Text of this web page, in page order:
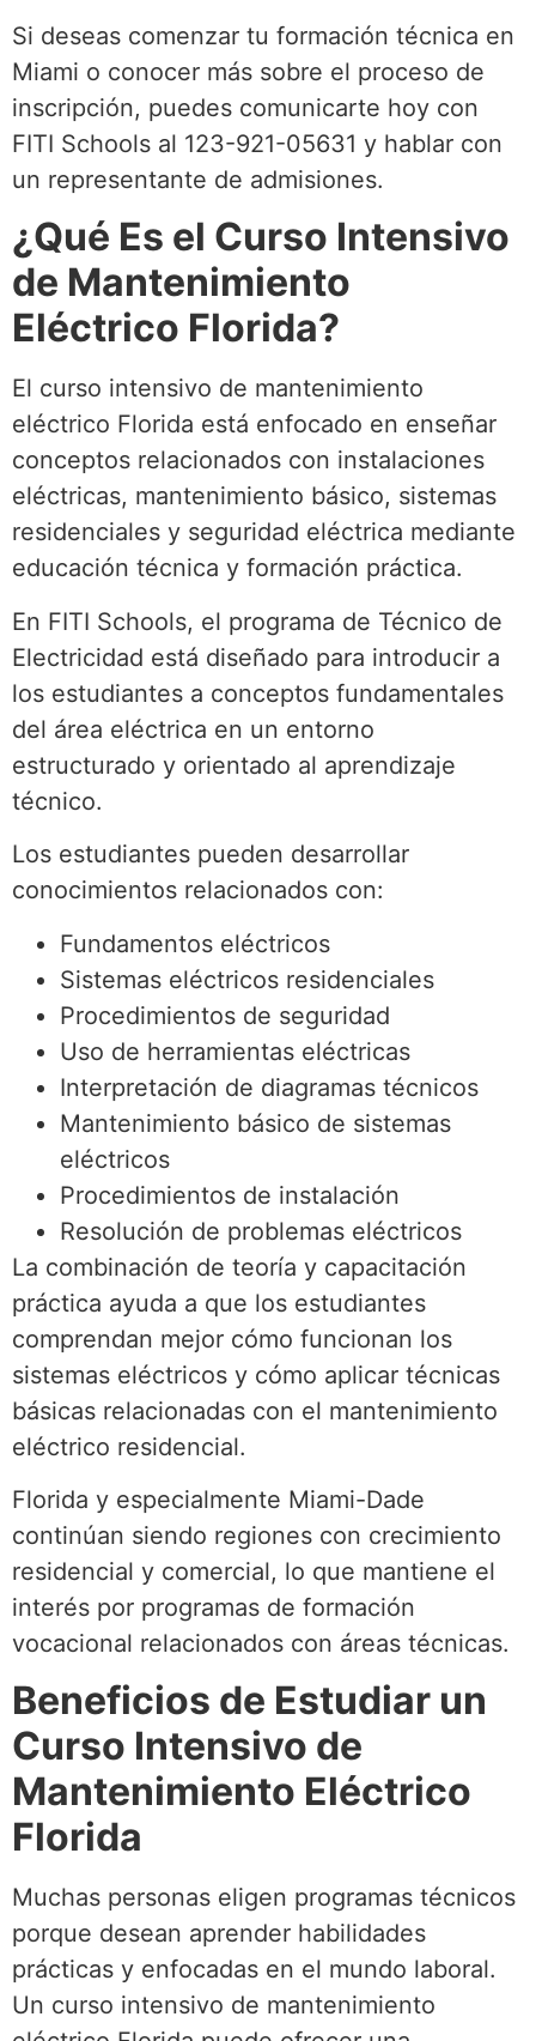
Si deseas comenzar tu formación técnica en
Miami o conocer más sobre el proceso de
inscripción, puedes comunicarte hoy con
FITI Schools al 123-921-05631 y hablar con
un representante de admisiones.
¿Qué Es el Curso Intensivo
de Mantenimiento
Eléctrico Florida?
El curso intensivo de mantenimiento
eléctrico Florida está enfocado en enseñar
conceptos relacionados con instalaciones
eléctricas, mantenimiento básico, sistemas
residenciales y seguridad eléctrica mediante
educación técnica y formación práctica.
En FITI Schools, el programa de Técnico de
Electricidad está diseñado para introducir a
los estudiantes a conceptos fundamentales
del área eléctrica en un entorno
estructurado y orientado al aprendizaje
técnico.
Los estudiantes pueden desarrollar
conocimientos relacionados con:
Fundamentos eléctricos
Sistemas eléctricos residenciales
Procedimientos de seguridad
Uso de herramientas eléctricas
Interpretación de diagramas técnicos
Mantenimiento básico de sistemas
eléctricos
Procedimientos de instalación
Resolución de problemas eléctricos
La combinación de teoría y capacitación
práctica ayuda a que los estudiantes
comprendan mejor cómo funcionan los
sistemas eléctricos y cómo aplicar técnicas
básicas relacionadas con el mantenimiento
eléctrico residencial.
Florida y especialmente Miami-Dade
continúan siendo regiones con crecimiento
residencial y comercial, lo que mantiene el
interés por programas de formación
vocacional relacionados con áreas técnicas.
Beneficios de Estudiar un
Curso Intensivo de
Mantenimiento Eléctrico
Florida
Muchas personas eligen programas técnicos
porque desean aprender habilidades
prácticas y enfocadas en el mundo laboral.
Un curso intensivo de mantenimiento